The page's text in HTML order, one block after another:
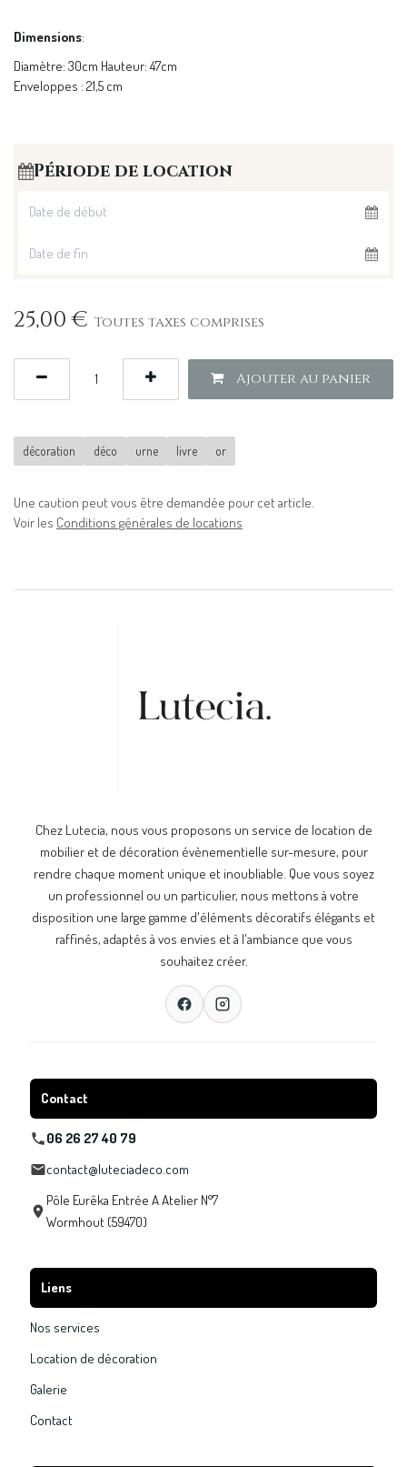
Dimensions:
Diamètre: 30cm Hauteur: 47cm
Enveloppes : 21,5 cm
Période de location
25,00€ Toutes taxes comprises
Ajouter au panier
décoration déco urne livre or
Une caution peut vous être demandée pour cet article.
Voir les Conditions générales de locations
Chez Lutecia, nous vous proposons un service de location de
mobilier et de décoration évènementielle sur-mesure, pour
rendre chaque moment unique et inoubliable. Que vous soyez
un professionnel ou un particulier, nous mettons à votre
disposition une large gamme d'éléments décoratifs élégants et
raffinés, adaptés à vos envies et à l'ambiance que vous
souhaitez créer.
Contact
06 26 27 40 79
contact@luteciadeco.com
Pôle Eurêka Entrée A Atelier N°7
Wormhout (59470)
Liens
Nos services
Location de décoration
Galerie
Contact